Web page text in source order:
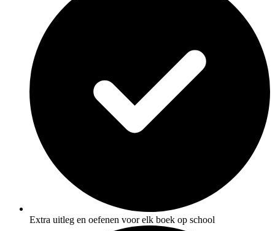
Extra uitleg en oefenen voor elk boek op school